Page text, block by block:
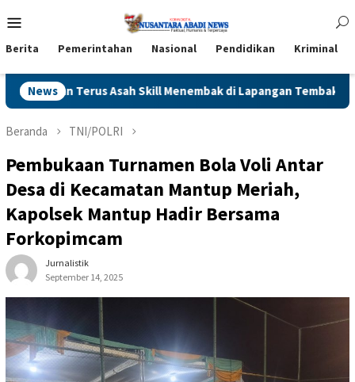
ke
Mobile
Berita Pemerintahan Nasional Pendidikan Kriminal
News
Terus Asah Skill Menembak di Lapangan Tembak Polda Jatim
Beranda TNI/POLRI
Pembukaan Turnamen Bola Voli Antar
Desa di Kecamatan Mantup Meriah,
Kapolsek Mantup Hadir Bersama
Forkopimcam
Jurnalistik
September 14, 2025